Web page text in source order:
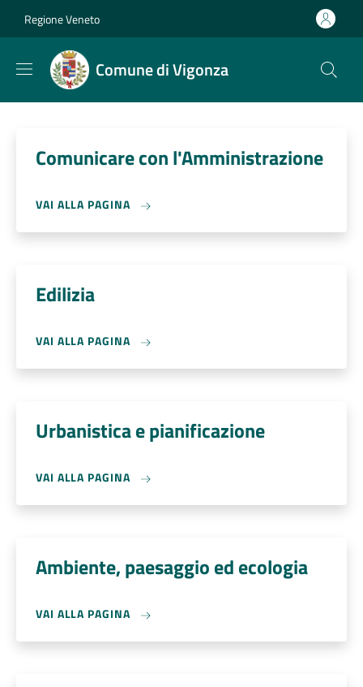
Regione Veneto
Comune di Vigonza
Comunicare con l'Amministrazione
VAI ALLA PAGINA
Edilizia
VAI ALLA PAGINA
Urbanistica e pianificazione
VAI ALLA PAGINA
Ambiente, paesaggio ed ecologia
VAI ALLA PAGINA